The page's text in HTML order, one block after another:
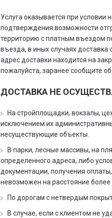
Услуга оказывается при условии
подтверждения возможности
территорию с платным въездом
въезда, в иных случаях доставка
адрес доставки находится на
пожалуйста, заранее сообщите
ДОСТАВКА НЕ
На стройплощадки, вокзалы,
исключением их
несуществующие объекты.
В парки, лесные массивы, на
определенного адреса, либо
документации, получения
невозможен на расстояние более
По дорогам с нетвердым
В случае, если с клиентом не